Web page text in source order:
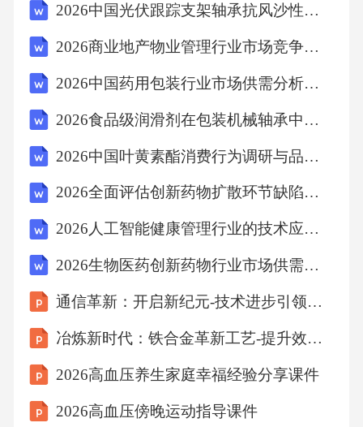
2026中国光伏跟踪支架轴承抗风沙性能测试与选型指南报告
2026商业地产物业管理行业市场竞争分析投资合理规划风险评估发展科学研究内容
2026中国药用包装行业市场供需分析及投资评估规划分析研究报告
2026食品级润滑剂在包装机械轴承中的技术替代路径
2026中国叶黄素酯消费行为调研与品牌忠诚度建设专题报告
2026全面评估创新药物扩散环节缺陷优化管理工艺组织考察
2026人工智能健康管理行业的技术应用研究及市场
2026生物医药创新药物行业市场供需分析及未来发展评估规划研究报告
通信革新：开启新纪元-技术进步引领行业转变
冶炼新时代：铁合金革新工艺-提升效率降低能耗领跑市场
2026高血压养生家庭幸福经验分享课件
2026高血压傍晚运动指导课件